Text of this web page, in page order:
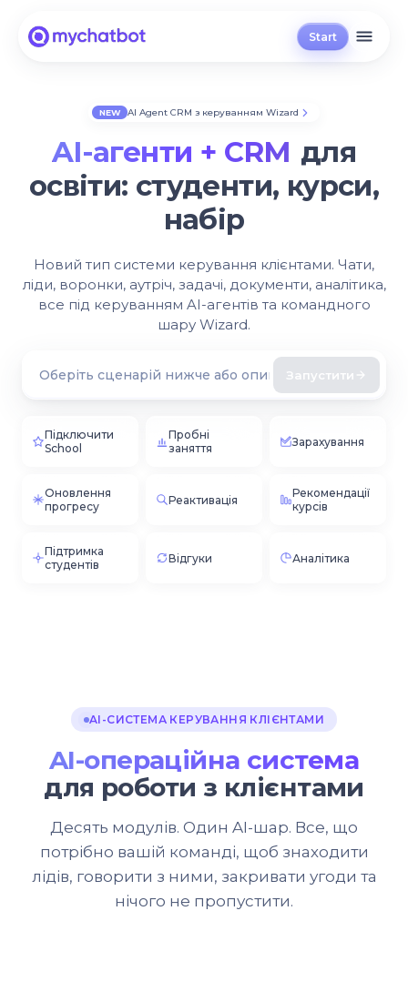
Start
NEW AI Agent CRM з керуванням Wizard
AI-агенти + CRM для
освіти: студенти, курси,
набір
Новий тип системи керування клієнтами. Чати,
ліди, воронки, аутріч, задачі, документи, аналітика,
все під керуванням AI-агентів та командного
шару Wizard.
Запустити
Підключити
School
Пробні
заняття
Зарахування
Оновлення
прогресу
Реактивація
Рекомендації
курсів
Підтримка
студентів
Відгуки Аналітика
AI-СИСТЕМА КЕРУВАННЯ КЛІЄНТАМИ
AI-операційна система
для роботи з клієнтами
Десять модулів. Один AI-шар. Все, що
потрібно вашій команді, щоб знаходити
лідів, говорити з ними, закривати угоди та
нічого не пропустити.